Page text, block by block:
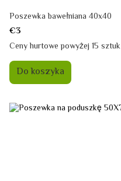
Poszewka bawełniana 40x40
€3
Ceny hurtowepowyżej 15 sztuk
Do koszyka